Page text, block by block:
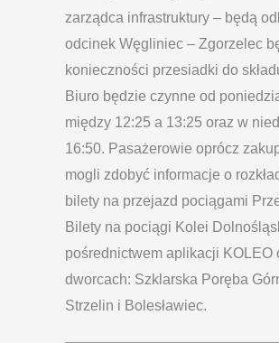
zarządca infrastruktury – będą
odcinek Węgliniec – Zgorzelec
konieczności przesiadki do
Biuro będzie czynne od
między 12:25 a 13:25 oraz w
16:50. Pasażerowie oprócz
mogli zdobyć informacje o
bilety na przejazd pociągami
Bilety na pociągi Kolei
pośrednictwem aplikacji
dworcach: Szklarska Poręba
Strzelin i Bolesławiec.